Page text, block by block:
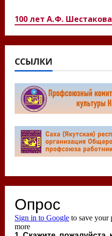
100 лет А.Ф. Шестакова
ССЫЛКИ